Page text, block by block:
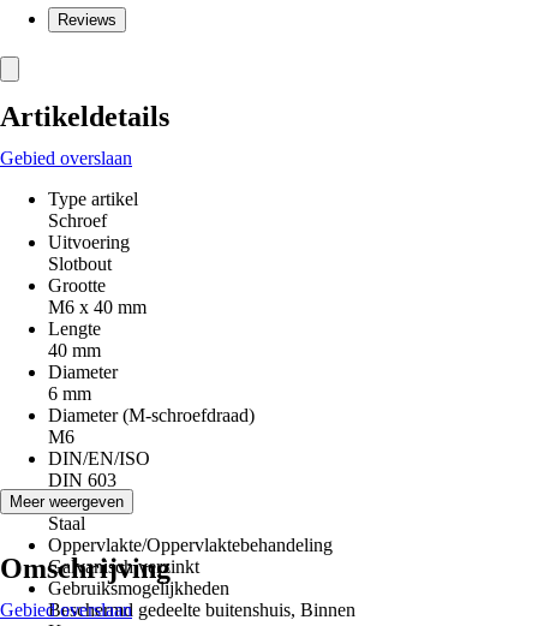
Reviews
Artikeldetails
Gebied overslaan
Type artikel
Schroef
Uitvoering
Slotbout
Grootte
M6 x 40 mm
Lengte
40 mm
Diameter
6 mm
Diameter (M-schroefdraad)
M6
DIN/EN/ISO
DIN 603
Materiaal
Staal
Oppervlakte/Oppervlaktebehandeling
Galvanisch verzinkt
Gebruiksmogelijkheden
Beschermd gedeelte buitenshuis, Binnen
Meer weergeven
Omschrijving
Gebied overslaan